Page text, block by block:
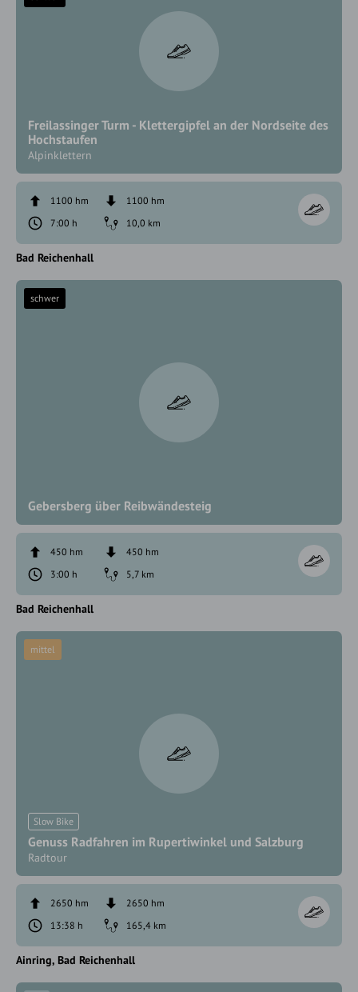
Freilassinger Turm - Klettergipfel an der Nordseite des
Hochstaufen
Alpinklettern
1100 hm
1100 hm
7:00 h
10,0 km
Bad Reichenhall
Gebersberg über Reibwändesteig
schwer
450 hm
450 hm
3:00 h
5,7 km
Bad Reichenhall
Slow Bike
Genuss Radfahren im Rupertiwinkel und Salzburg
Radtour
mittel
2650 hm
2650 hm
13:38 h
165,4 km
Ainring Bad Reichenhall